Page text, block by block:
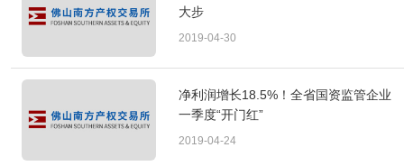
大步
2019-04-30
净利润增长18.5%！全省国资监管企业
一季度“开门红”
2019-04-24